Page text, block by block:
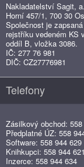
Nakladatelství Sagit,
Horní 457/1, 700 30
Společnost je
rejstříku vedeném KS
oddíl B, vložka 3086.
IČ: 277 76 981
DIČ: CZ27776981
Telefony
Zásilkový obchod:
Předplatné ÚZ: 558
Software: 558 944 629
Knihkupci: 558 944 621
Inzerce: 558 944 634